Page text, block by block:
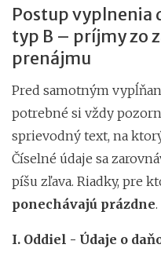
Postup vyplnenia
typ B – príjmy zo
prenájmu
Pred samotným
potrebné si vždy
sprievodný text, na
Číselné údaje sa
píšu zľava. Riadky, pre
ponechávajú prázdne.
I. Oddiel - Údaje o